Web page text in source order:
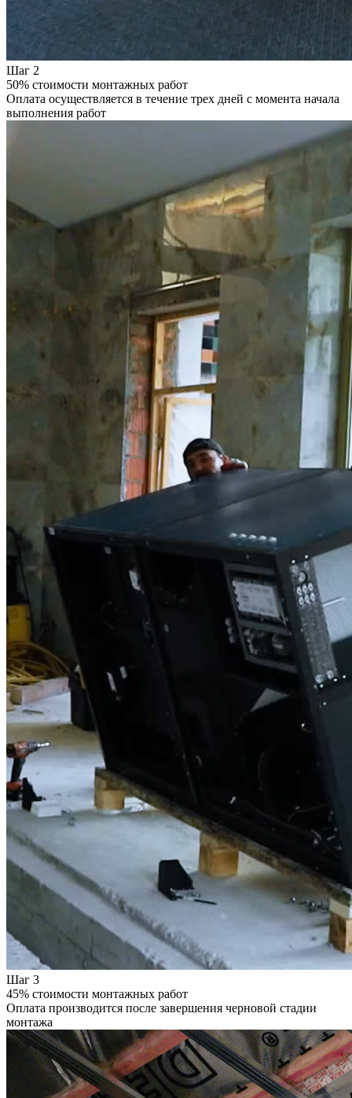
Шаг 2
50% стоимости монтажных работ
Оплата осуществляется в течение трех дней с момента начала
выполнения работ
Шаг 3
45% стоимости монтажных работ
Оплата производится после завершения черновой стадии
монтажа